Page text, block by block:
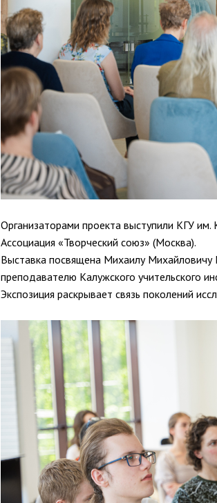
Организаторами проекта выступили КГУ
Ассоциация «Творческий союз» (Москва).
Выставка посвящена Михаилу Михайловичу
преподавателю Калужского учительского
Экспозиция раскрывает связь поколений